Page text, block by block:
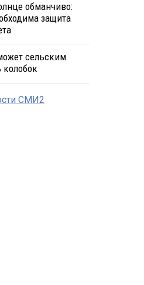
обманчиво:
защита
сельским
СМИ2